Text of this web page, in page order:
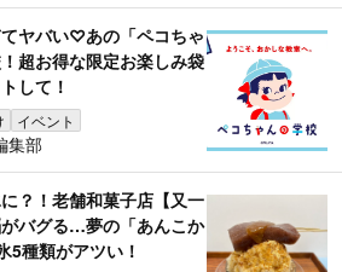
てヤバい♡あの「ペコちゃ
超お得な限定お楽しみ袋
して！
イベント
集部
？！老舗和菓子店【又一
バグる…夢の「あんこか
5種類がアツい！